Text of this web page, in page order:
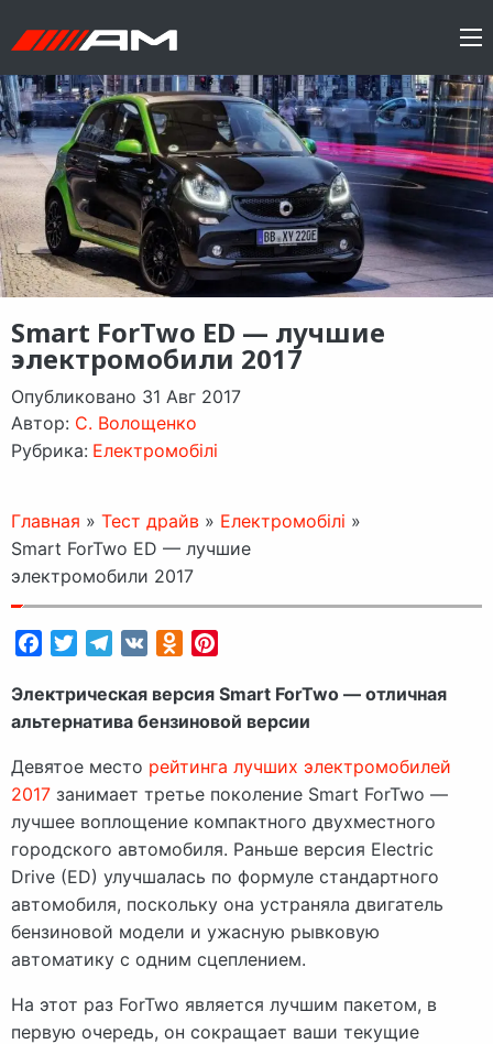
Smart ForTwo ED — лучшие
электромобили 2017
Опубликовано 31 Авг 2017
Автор: C. Волощенко
Рубрика: Електромобілі
Главная » Тест драйв » Електромобілі »
Smart ForTwo ED — лучшие
электромобили 2017
FacebookTwitterTelegram
VK Odnoklassniki
Электрическая версия Smart ForTwo — отличная
альтернатива бензиновой версии
Девятое место рейтинга лучших электромобилей
2017 занимает третье поколение Smart ForTwo —
лучшее воплощение компактного двухместного
городского автомобиля. Раньше версия Electric
Drive (ED) улучшалась по формуле стандартного
автомобиля, поскольку она устраняла двигатель
бензиновой модели и ужасную рывковую
автоматику с одним сцеплением.
На этот раз ForTwo является лучшим пакетом, в
первую очередь, он сокращает ваши текущие